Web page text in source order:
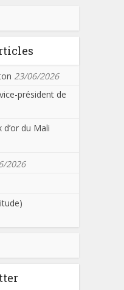
23/06/2026
président de
du Mali
2026